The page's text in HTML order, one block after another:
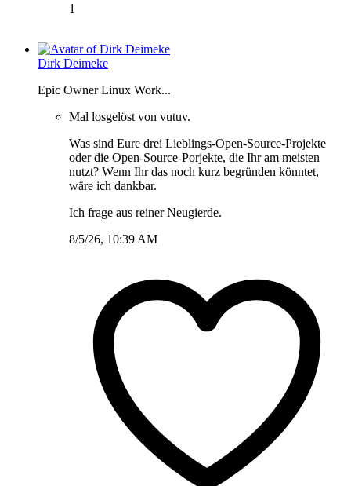
1
Dirk Deimeke
Epic Owner Linux Work...
Mal losgelöst von vutuv.
Was sind Eure drei Lieblings-Open-Source-Projekte
oder die Open-Source-Porjekte, die Ihr am meisten
nutzt? Wenn Ihr das noch kurz begründen könntet,
wäre ich dankbar.
Ich frage aus reiner Neugierde.
8/5/26, 10:39 AM